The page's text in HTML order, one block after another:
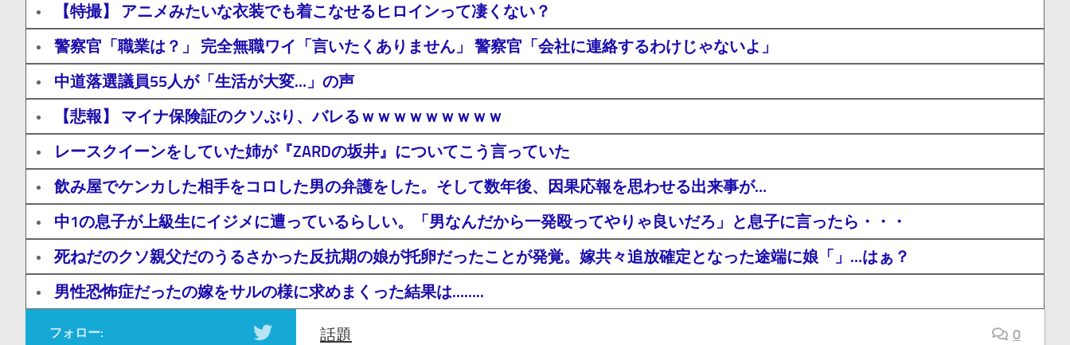
【特撮】 アニメみたいな衣装でも着こなせるヒロインって凄くない？
警察官「職業は？」 完全無職ワイ「言いたくありません」 警察官「会社に連絡するわけじゃないよ」
中道落選議員55人が「生活が大変…」の声
【悲報】 マイナ保険証のクソぶり、バレるｗｗｗｗｗｗｗｗｗ
レースクイーンをしていた姉が『ZARDの坂井』についてこう言っていた
飲み屋でケンカした相手をコロした男の弁護をした。そして数年後、因果応報を思わせる出来事が…
中1の息子が上級生にイジメに遭っているらしい。「男なんだから一発殴ってやりゃ良いだろ」と息子に言ったら・・・
死ねだのクソ親父だのうるさかった反抗期の娘が托卵だったことが発覚。嫁共々追放確定となった途端に娘「」…はぁ？
男性恐怖症だったの嫁をサルの様に求めまくった結果は……..
話題 0
フォロー: